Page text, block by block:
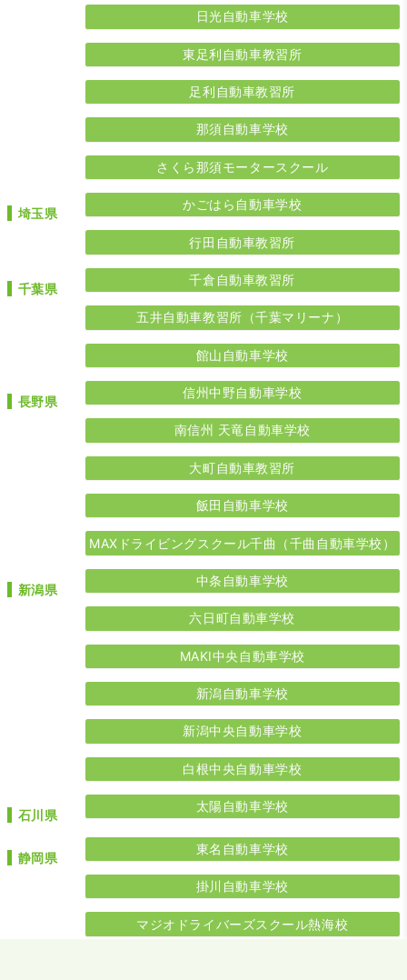
日光自動車学校
東足利自動車教習所
足利自動車教習所
那須自動車学校
さくら那須モータースクール
埼玉県
かごはら自動車学校
行田自動車教習所
千葉県
千倉自動車教習所
五井自動車教習所（千葉マリーナ）
館山自動車学校
長野県
信州中野自動車学校
南信州 天竜自動車学校
大町自動車教習所
飯田自動車学校
MAXドライビングスクール千曲（千曲自動車学校）
新潟県
中条自動車学校
六日町自動車学校
MAKI中央自動車学校
新潟自動車学校
新潟中央自動車学校
白根中央自動車学校
石川県
太陽自動車学校
静岡県
東名自動車学校
掛川自動車学校
マジオドライバーズスクール熱海校